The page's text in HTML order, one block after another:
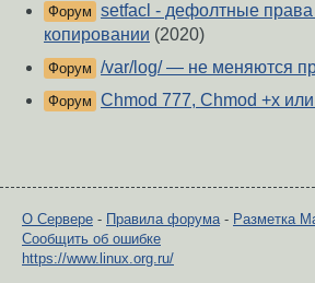
Форум setfacl - дефолтные
копировании (2020)
Форум /var/log/ — не меняются
Форум Chmod 777, Chmod +x
О Сервере - Правила форума- Разметка
Сообщить об ошибке
https://www.linux.org.ru/